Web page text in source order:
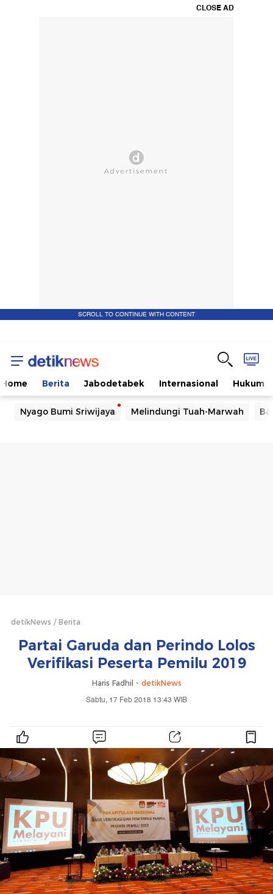
CLOSE AD
SCROLL TO CONTINUE WITH CONTENT
Home Berita Jabodetabek Internasional Hukum
Nyago Bumi Sriwijaya Melindungi Tuah-Marwah
detikNews Berita
Partai Garuda dan Perindo Lolos
Verifikasi Peserta Pemilu 2019
Haris Fadhil - detikNews
Sabtu, 17 Feb 2018 13:43 WIB